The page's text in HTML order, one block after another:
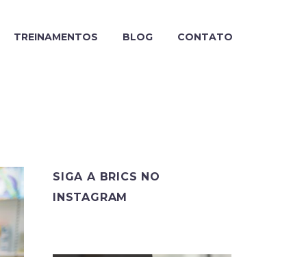
TREINAMENTOS BLOG CONTATO
SIGA A BRICS NO
INSTAGRAM